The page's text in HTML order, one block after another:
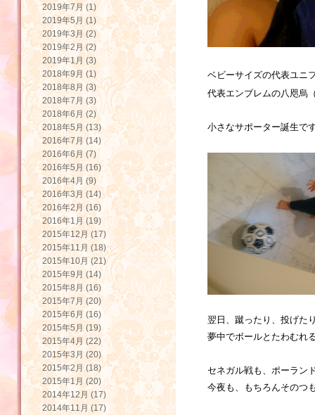
ベビーサイズの代表ユニ
代表エンブレムの八咫烏
小さなサポーター誕生で
翌日、蹴ったり、投げた
夢中でボールとたわむれ
セネガル戦も、ポーラン
今夜も、もちろんそのつ
2019年7月 (1)
2019年5月 (1)
2019年3月 (2)
2019年2月 (2)
2019年1月 (3)
2018年9月 (1)
2018年8月 (3)
2018年7月 (3)
2018年6月 (2)
2018年5月 (13)
2016年7月 (14)
2016年6月 (7)
2016年5月 (16)
2016年4月 (9)
2016年3月 (14)
2016年2月 (16)
2016年1月 (19)
2015年12月 (17)
2015年11月 (18)
2015年10月 (21)
2015年9月 (14)
2015年8月 (16)
2015年7月 (20)
2015年6月 (16)
2015年5月 (19)
2015年4月 (22)
2015年3月 (20)
2015年2月 (18)
2015年1月 (20)
2014年12月 (17)
2014年11月 (17)